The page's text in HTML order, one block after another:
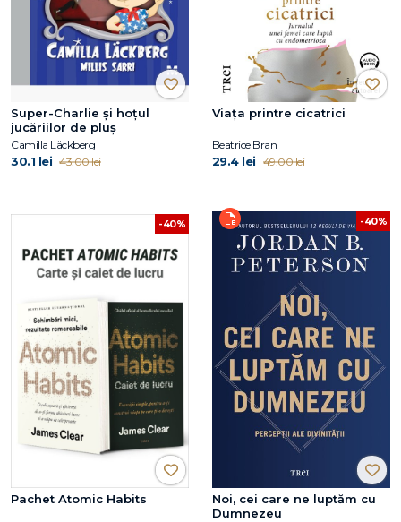
Super-Charlie și hoțul
jucăriilor de pluș
Camilla Läckberg
30.1 lei 43.00 lei
Viaţa printre cicatrici
Beatrice Bran
29.4 lei 49.00 lei
-40%
Pachet Atomic Habits
-40%
Noi, cei care ne luptăm cu
Dumnezeu